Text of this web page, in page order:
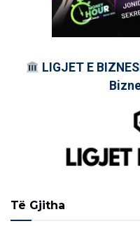
LIGJET E
Të Gjitha